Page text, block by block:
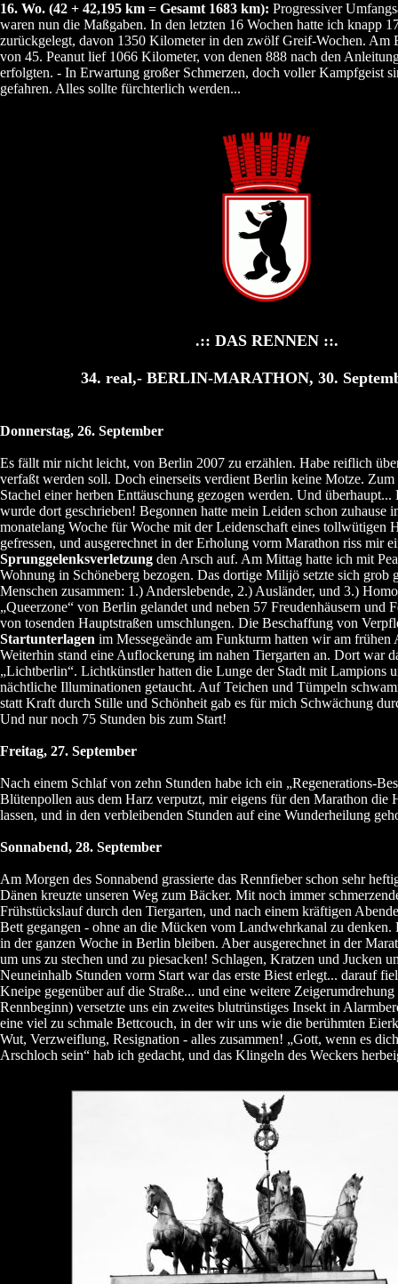
16. Wo. (42 + 42,195 km = Gesamt 1683 km): Progressiver
waren nun die Maßgaben. In den letzten 16 Wochen hatte ich knapp
zurückgelegt, davon 1350 Kilometer in den zwölf Greif-Wochen. Am
von 45. Peanut lief 1066 Kilometer, von denen 888 nach den
erfolgten. - In Erwartung großer Schmerzen, doch voller Kampfgeist
gefahren. Alles sollte fürchterlich werden...
.:: DAS RENNEN ::.
34. real,- BERLIN-MARATHON, 30.
Donnerstag, 26. September
Es fällt mir nicht leicht, von Berlin 2007 zu erzählen. Habe reiflich
verfaßt werden soll. Doch einerseits verdient Berlin keine Motze. Zum
Stachel einer herben Enttäuschung gezogen werden. Und
wurde dort geschrieben! Begonnen hatte mein Leiden schon zuhause
monatelang Woche für Woche mit der Leidenschaft eines tollwütigen
gefressen, und ausgerechnet in der Erholung vorm Marathon riss mir
Sprunggelenksverletzung den Arsch auf. Am Mittag hatte ich mit
Wohnung in Schöneberg bezogen. Das dortige Milijö setzte sich grob
Menschen zusammen: 1.) Anderslebende, 2.) Ausländer, und 3.)
„Queerzone“ von Berlin gelandet und neben 57 Freudenhäusern und
von tosenden Hauptstraßen umschlungen. Die Beschaffung von
Startunterlagen im Messegeände am Funkturm hatten wir am frühen
Weiterhin stand eine Auflockerung im nahen Tiergarten an. Dort war
„Lichtberlin“. Lichtkünstler hatten die Lunge der Stadt mit Lampions
nächtliche Illuminationen getaucht. Auf Teichen und Tümpeln
statt Kraft durch Stille und Schönheit gab es für mich Schwächung
Und nur noch 75 Stunden bis zum Start!
Freitag, 27. September
Nach einem Schlaf von zehn Stunden habe ich ein „Regenerations-
Blütenpollen aus dem Harz verputzt, mir eigens für den Marathon die
lassen, und in den verbleibenden Stunden auf eine Wunderheilung
Sonnabend, 28. September
Am Morgen des Sonnabend grassierte das Rennfieber schon sehr
Dänen kreuzte unseren Weg zum Bäcker. Mit noch immer
Frühstückslauf durch den Tiergarten, und nach einem kräftigen
Bett gegangen - ohne an die Mücken vom Landwehrkanal zu denken.
in der ganzen Woche in Berlin bleiben. Aber ausgerechnet in der
um uns zu stechen und zu piesacken! Schlagen, Kratzen und Jucken
Neuneinhalb Stunden vorm Start war das erste Biest erlegt... darauf
Kneipe gegenüber auf die Straße... und eine weitere
Rennbeginn) versetzte uns ein zweites blutrünstiges Insekt in
eine viel zu schmale Bettcouch, in der wir uns wie die berühmten
Wut, Verzweiflung, Resignation - alles zusammen! „Gott, wenn es
Arschloch sein“ hab ich gedacht, und das Klingeln des Weckers